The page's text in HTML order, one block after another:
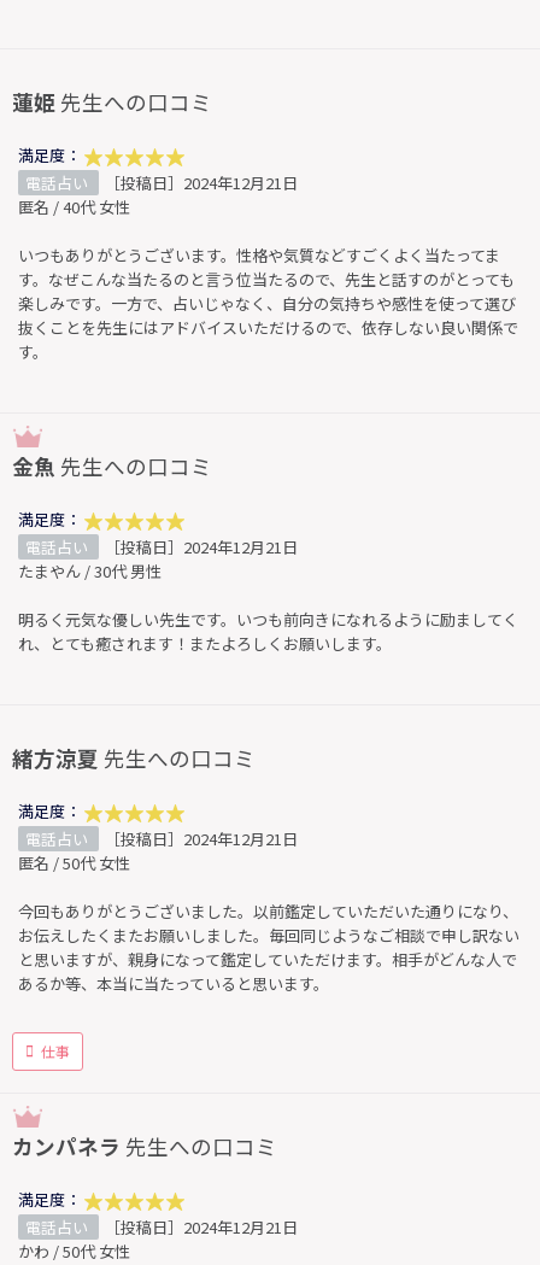
蓮姫 先生への口コミ
満足度：
電話占い
［投稿日］2024年12月21日
匿名 / 40代 女性
いつもありがとうございます。性格や気質などすごくよく当たってま
す。なぜこんな当たるのと言う位当たるので、先生と話すのがとっても
楽しみです。一方で、占いじゃなく、自分の気持ちや感性を使って選び
抜くことを先生にはアドバイスいただけるので、依存しない良い関係で
す。
金魚 先生への口コミ
満足度：
電話占い
［投稿日］2024年12月21日
たまやん / 30代 男性
明るく元気な優しい先生です。いつも前向きになれるように励ましてく
れ、とても癒されます！またよろしくお願いします。
緒方涼夏 先生への口コミ
満足度：
電話占い
［投稿日］2024年12月21日
匿名 / 50代 女性
今回もありがとうございました。以前鑑定していただいた通りになり、
お伝えしたくまたお願いしました。毎回同じようなご相談で申し訳ない
と思いますが、親身になって鑑定していただけます。相手がどんな人で
あるか等、本当に当たっていると思います。
仕事
カンパネラ 先生への口コミ
満足度：
電話占い
［投稿日］2024年12月21日
かわ / 50代 女性